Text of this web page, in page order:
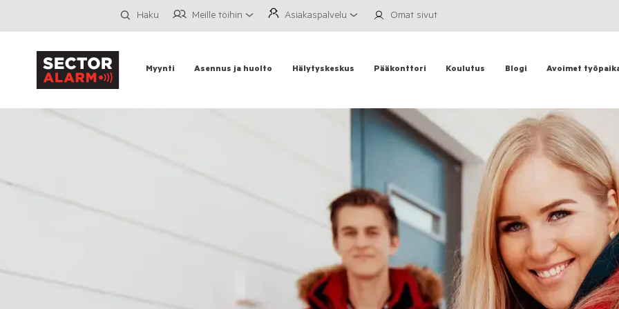
Myynti Asennus ja huolto Hälytyskeskus Pääkonttori Koulutus Blogi Avoimet
Haku Meille töihin Asiakaspalvelu Omat sivut